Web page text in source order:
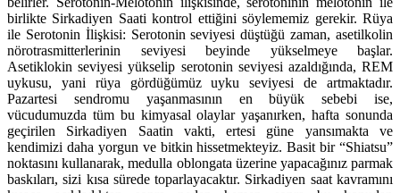
birlikte Sirkadiyen Saati kontrol ettiğini söylememiz gerekir. Rüya
ile Serotonin İlişkisi: Serotonin seviyesi düştüğü zaman, asetilkolin
nörotrasmitterlerinin seviyesi beyinde yükselmeye başlar.
Asetiklokin seviyesi yükselip serotonin seviyesi azaldığında, REM
uykusu, yani rüya gördüğümüz uyku seviyesi de artmaktadır.
Pazartesi sendromu yaşanmasının en büyük sebebi ise,
vücudumuzda tüm bu kimyasal olaylar yaşanırken, hafta sonunda
geçirilen Sirkadiyen Saatin vakti, ertesi güne yansımakta ve
kendimizi daha yorgun ve bitkin hissetmekteyiz. Basit bir “Shiatsu”
noktasını kullanarak, medulla oblongata üzerine yapacağınız parmak
baskıları, sizi kısa sürede toparlayacaktır. Sirkadiyen saat kavramını